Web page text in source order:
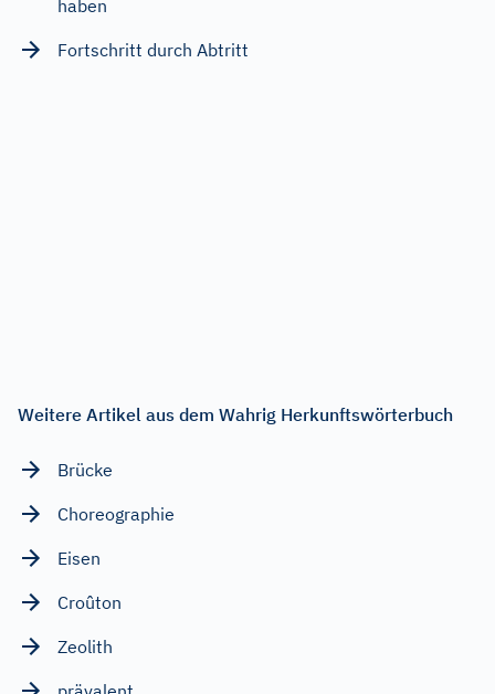
haben
Fortschritt durch Abtritt
Weitere Artikel aus dem Wahrig Herkunftswörterbuch
Brücke
Choreographie
Eisen
Croûton
Zeolith